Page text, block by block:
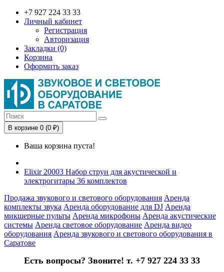
+7 927 224 33 33
Личный кабинет
Регистрация
Авторизация
Закладки (0)
Корзина
Оформить заказ
В корзине 0 (0 ₽)
Ваша корзина пуста!
Elixir 20003 Набор струн для акустической и
электрогитары 36 комплектов
Продажа звукового и светового оборудования Аренда
комплекты звука Аренда оборудование для DJ Аренда
микшерные пульты Аренда микрофоны Аренда акустические
системы Аренда световое оборудование Аренда видео
оборудования Аренда звукового и светового оборудования в
Саратове
Есть вопросы? Звоните! т. +7 927 224 33 33